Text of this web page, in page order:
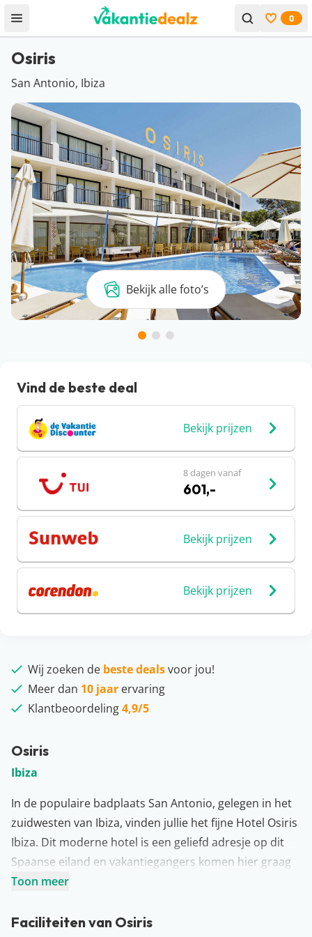
Open menu Bekijk
0
Osiris
San Antonio, Ibiza
Bekijk alle foto’s
Osiris
Ibiza
In de populaire badplaats San Antonio, gelegen in het
zuidwesten van Ibiza, vinden jullie het fijne Hotel Osiris
Ibiza. Dit moderne hotel is een geliefd adresje op dit
Spaanse eiland en vakantiegangers komen hier graag
nog eens terug. Zou dat door de goede locatie of door
gaan een heerlijke vakantie tegemoet bij het moderne
Toon meer
Faciliteiten van Osiris
Vind de beste deal
Bekijk prijzen
8 dagen vanaf
601,-
Bekijk prijzen
Bekijk prijzen
Wij zoeken de beste dealsvoor jou!
Meer dan 10 jaar ervaring
Klantbeoordeling4,9/5